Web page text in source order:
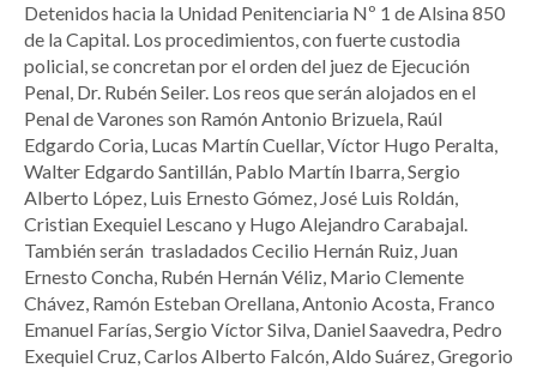
Detenidos hacia la Unidad Penitenciaria Nº 1 de Alsina 850
de la Capital. Los procedimientos, con fuerte custodia
policial, se concretan por el orden del juez de Ejecución
Penal, Dr. Rubén Seiler. Los reos que serán alojados en el
Penal de Varones son Ramón Antonio Brizuela, Raúl
Edgardo Coria, Lucas Martín Cuellar, Víctor Hugo Peralta,
Walter Edgardo Santillán, Pablo Martín Ibarra, Sergio
Alberto López, Luis Ernesto Gómez, José Luis Roldán,
Cristian Exequiel Lescano y Hugo Alejandro Carabajal.
También serán trasladados Cecilio Hernán Ruiz, Juan
Ernesto Concha, Rubén Hernán Véliz, Mario Clemente
Chávez, Ramón Esteban Orellana, Antonio Acosta, Franco
Emanuel Farías, Sergio Víctor Silva, Daniel Saavedra, Pedro
Exequiel Cruz, Carlos Alberto Falcón, Aldo Suárez, Gregorio